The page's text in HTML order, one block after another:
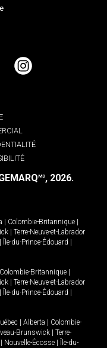
Instagram
MD, 2026.
Colombie-Britannique
Terre-Neuve-et-Labrador
Île-du-Prince-Édouard
Colombie-Britannique
Terre-Neuve-et-Labrador
Île-du-Prince-Édouard
Alberta
Colombie-
Brunswick
Terre-
Nouvelle-Écosse
Île-du-